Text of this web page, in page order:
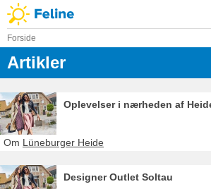
Forside
Artikler
Oplevelser i nærheden af
Om Lüneburger Heide
Designer Outlet Soltau